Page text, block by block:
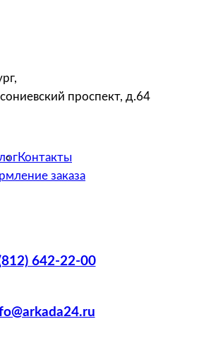
проспект, д.64
Контакты
заказа
642-22-00